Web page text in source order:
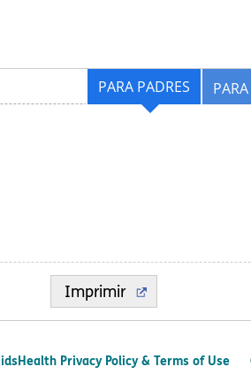
PARA PADRES
Imprimir
Privacy Policy & Terms of Use